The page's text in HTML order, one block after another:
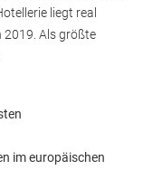
liegt real
2019. Als größte
im europäischen